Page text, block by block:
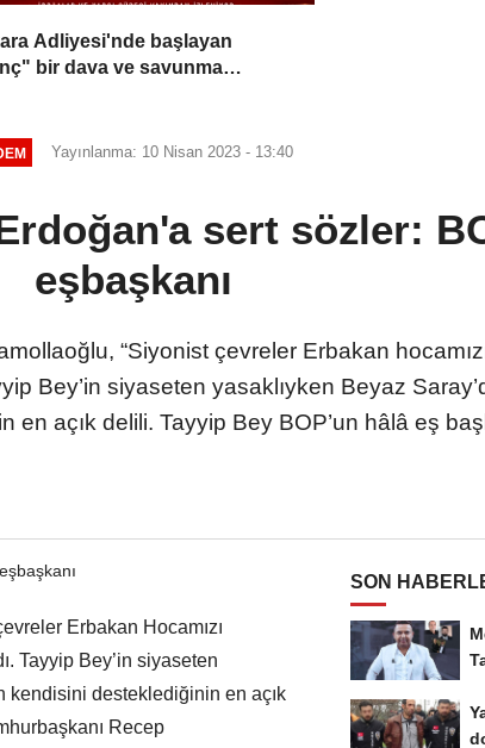
Adliyesi'nde başlayan
bir dava ve savunma
Yayınlanma: 10 Nisan 2023 - 13:40
sert sözler:
eşbaşkanı
“Siyonist çevreler Erbakan
Bey’in siyaseten yasaklıyken Beyaz
en açık delili. Tayyip Bey BOP’un hâlâ eş
Erbakan Hocamızı
Tayyip Bey’in siyaseten
kendisini desteklediğinin en açık
Recep
SON